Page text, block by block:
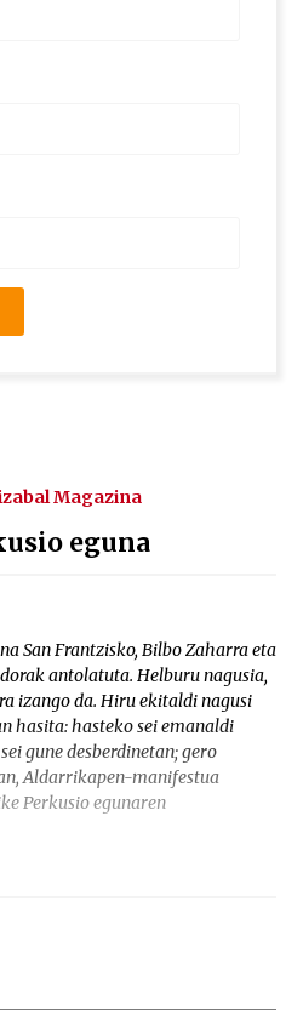
Magazina
eguna
San Frantzisko, Bilbo Zaharra eta
antolatuta. Helburu nagusia,
izango da. Hiru ekitaldi nagusi
hasita: hasteko sei emanaldi
gune desberdinetan; gero
Aldarrikapen-manifestua
Perkusio egunaren